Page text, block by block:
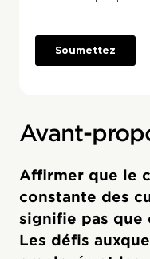
Avant-
Affirmer que le
constante des
signifie pas que
Les défis